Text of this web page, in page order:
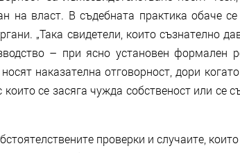
на власт. В съдебната практика обаче
„Така свидетели, които съзнателно
– при ясно установен формален
наказателна отговорност, дори
които се засяга чужда собственост или се
проверки и случаите,